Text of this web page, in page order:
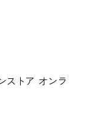
ストア オンラ